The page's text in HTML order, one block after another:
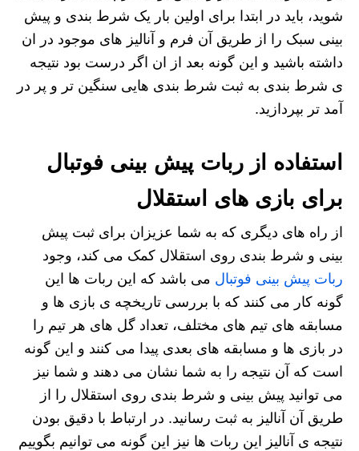
شوید، باید در ابتدا برای اولین بار یک شرط بندی و پیش
بینی سبک را از طریق آن فرم و آنالیز های موجود در ان
داشته باشید و این گونه بعد از ان اگر درست بود نتیجه
ی شرط بندی به ثبت شرط بندی هایی سنگین تر و پر در
آمد تر بپردازید.
استفاده از ربات پیش بینی فوتبال
برای بازی های استقلال
از راه های دیگری که به شما عزیزان برای ثبت پیش
بینی و شرط بندی روی استقلال کمک می کند، وجود
ربات پیش بینی فوتبال می باشد که این ربات ها این
گونه کار می کنند که با بررسی تاریخچه ی بازی ها و
مسابقه های تیم های مختلف، تعداد گل های هر تیم را
در بازی ها و مسابقه های بعدی پیدا می کنند و این گونه
است که آن نتیجه را به شما نشان می دهند و شما نیز
می توانید پیش بینی و شرط بندی روی استقلال را از
طریق آن آنالیز به ثبت رسانید. در ارتباط با دقیق بودن
نتیجه ی آنالیز این ربات ها نیز این گونه می توانیم بگوییم